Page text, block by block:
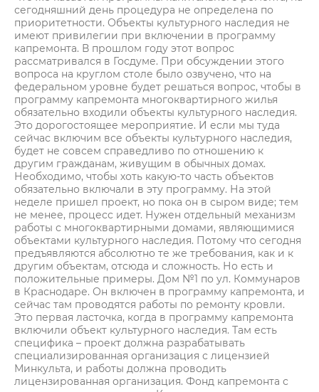
сегодняшний день процедура не определена по
приоритетности. Объекты культурного наследия не
имеют привилегии при включении в программу
капремонта. В прошлом году этот вопрос
рассматривался в Госдуме. При обсуждении этого
вопроса на круглом столе было озвучено, что на
федеральном уровне будет решаться вопрос, чтобы в
программу капремонта многоквартирного жилья
обязательно входили объекты культурного наследия.
Это дорогостоящее мероприятие. И если мы туда
сейчас включим все объекты культурного наследия,
будет не совсем справедливо по отношению к
другим гражданам, живущим в обычных домах.
Необходимо, чтобы хоть какую-то часть объектов
обязательно включали в эту программу. На этой
неделе пришел проект, но пока он в сыром виде; тем
не менее, процесс идет. Нужен отдельный механизм
работы с многоквартирными домами, являющимися
объектами культурного наследия. Потому что сегодня
предъявляются абсолютно те же требования, как и к
другим объектам, отсюда и сложность. Но есть и
положительные примеры. Дом №1 по ул. Коммунаров
в Краснодаре. Он включен в программу капремонта, и
сейчас там проводятся работы по ремонту кровли.
Это первая ласточка, когда в программу капремонта
включили объект культурного наследия. Там есть
специфика – проект должна разрабатывать
специализированная организация с лицензией
Минкульта, и работы должна проводить
лицензированная организация. Фонд капремонта с